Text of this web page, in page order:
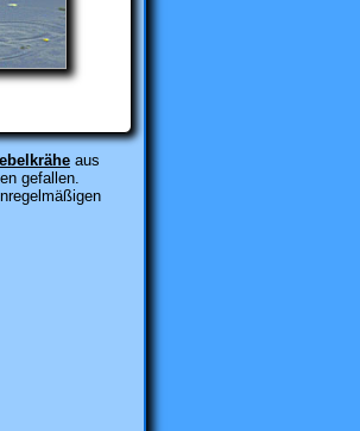
aus
gefallen.